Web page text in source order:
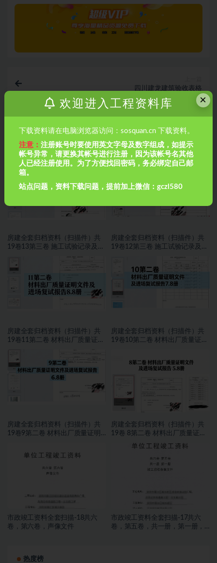
四川建龙建筑验收表格
2013年全国工程建设优秀QC成果选编电子版
相关文章
房建全套归档资料（扫描件）共
19卷13第三卷 施工试验记录及检
房建全套归档资料（扫描件）共
19卷12第三卷 施工试验记录及检
房建全套归档资料（扫描件）共
19卷11第二卷 材料出厂质量证明
房建全套归档资料（扫描件）共
19卷10第二卷 材料出厂质量证明
房建全套归档资料（扫描件）共
19卷9第二卷 材料出厂质量证明
房建全套归档资料（扫描件）共
19卷 8第二卷 材料出厂质量证明
文件及进场复试报告 5.8册
市政竣工资料全套扫描-18共六
卷，第六卷，声像文件
市政竣工资料全套扫描-17共六
卷，第五卷，共一册，第一册，
热度榜
×
欢迎进入工程资料库
下载资料请在电脑浏览器访问：sosquan.cn 下载资料。
注意：注册账号时要使用英文字母及数字组成，如提示
帐号异常，请更换其帐号进行注册，因为该帐号名其他
人已经注册使用。为了方便找回密码，务必绑定自己邮
箱。
站点问题，资料下载问题，提前加上微信：gczl580